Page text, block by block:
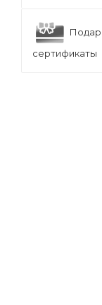
сертификаты